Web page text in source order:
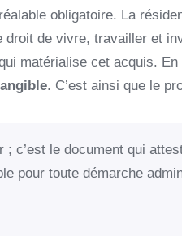
obligatoire. La
droit de vivre, travailler et
matérialise cet acquis.
. C’est ainsi que le
; c’est le document qui
pour toute démarche